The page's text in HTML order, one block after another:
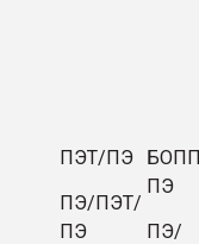
ПЭТ/ПЭ
ПЭ/ПЭТ/
ПЭ
ПЭ
ПЭ/